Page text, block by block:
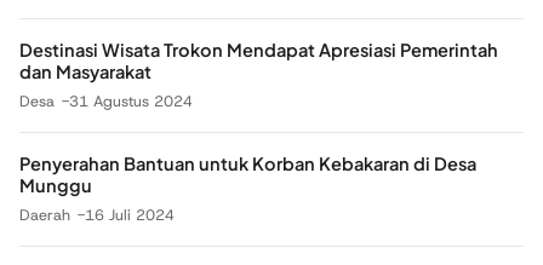
Destinasi Wisata Trokon Mendapat Apresiasi Pemerintah
dan Masyarakat
Desa 31 Agustus 2024
Penyerahan Bantuan untuk Korban Kebakaran di Desa
Munggu
Daerah 16 Juli 2024